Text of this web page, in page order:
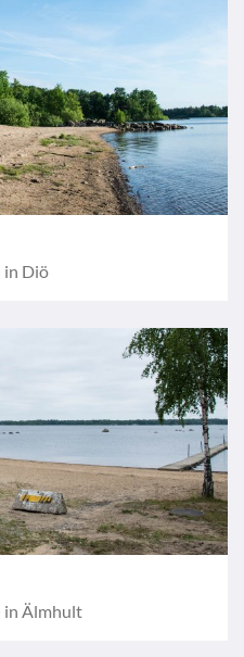
in Diö
in Älmhult